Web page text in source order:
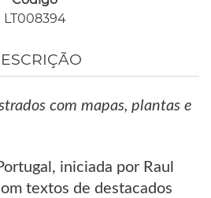
LT008394
com mapas, plantas e
iniciada por Raul
textos de destacados